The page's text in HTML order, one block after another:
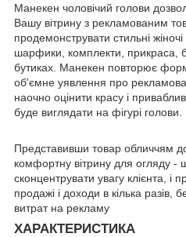
Манекен чоловічий голови
Вашу вітрину з рекламованим
продемонструвати стильні
шарфики, комплекти, прикраса,
бутиках. Манекен повторює
об'ємне уявлення про
наочно оцінити красу і
буде виглядати на фігурі голови.
Представивши товар обличчям
комфортну вітрину для огляду
сконцентрувати увагу клієнта, і
продажі і доходи в кілька разів,
витрат на рекламу
ХАРАКТЕРИСТИКА